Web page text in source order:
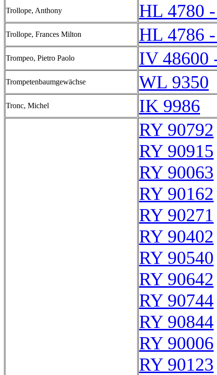
Trollope, Anthony HL 4780
Trollope, Frances Milton HL 4786
Trompeo, Pietro Paolo IV 48600
Trompetenbaumgewächse WL 9350
Tronc, Michel
IK 9986
RY 90792
RY 90915
RY 90063
RY 90162
RY 90271
RY 90402
RY 90540
RY 90642
RY 90744
RY 90844
RY 90006
RY 90123